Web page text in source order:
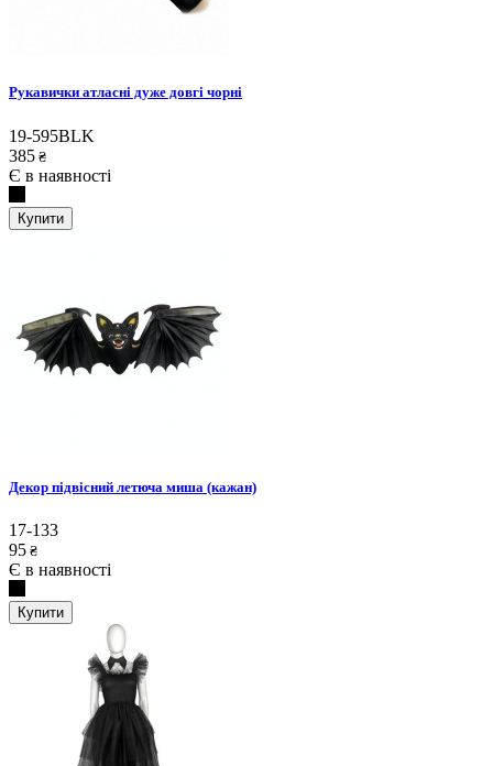
Рукавички атласні дуже довгі чорні
19-595BLK
385 ₴
Є в наявності
Купити
Декор підвісний летюча миша (кажан)
17-133
95 ₴
Є в наявності
Купити